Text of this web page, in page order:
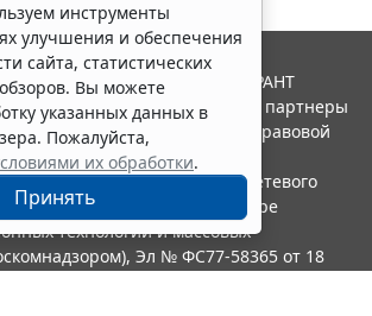
инструменты
улучшения и обеспечения
сайта, статистических
Вы можете
указанных данных в
Пожалуйста,
их обработки.
Принять
СЕРВИС", 2026. Система ГАРАНТ
года. Компания "Гарант" и ее партнеры
Российской ассоциации правовой
в качестве сетевого
службой по надзору в сфере
технологий и массовых
Эл № ФС77-58365 от 18